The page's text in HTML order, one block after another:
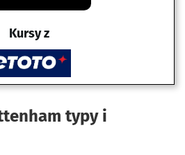
Kursy z
typy i